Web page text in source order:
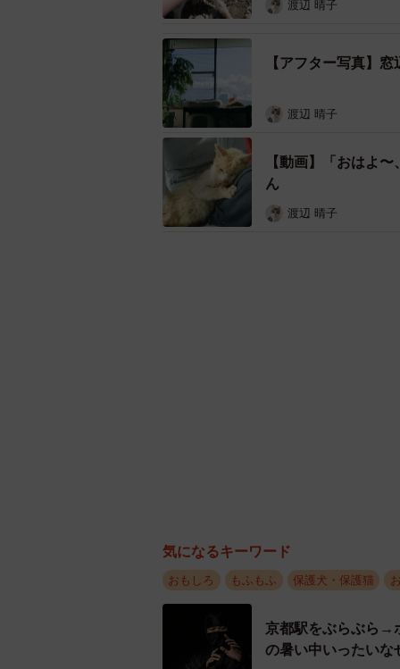
渡辺 晴子
【アフター写真】
渡辺 晴子
【動画】「おはよ
ん
渡辺 晴子
気になるキーワード
おもしろ もふもふ 保護犬・保護猫
京都駅をぶらぶら→
の暑い中いったい